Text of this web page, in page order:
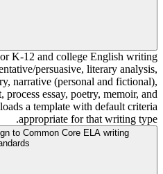
K-12 and college English writing
persuasive, literary analysis,
narrative (personal and fictional),
process essay, poetry, memoir, and
a template with default criteria
appropriate for that writing type.
to Common Core ELA writing